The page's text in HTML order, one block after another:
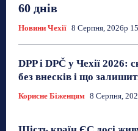
60 днів
Новини Чехії 8 Серпня, 2026р
DPP і DPČ у Чехії 2026:
без внесків і що
Корисне Біженцям 8 Серпня,